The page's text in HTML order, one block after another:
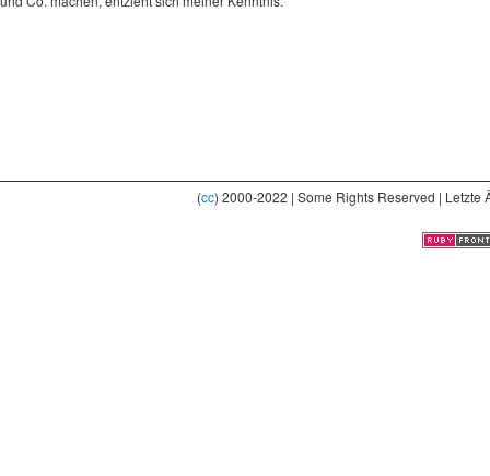
(cc) 2000-2022 | Some Rights Reserved |